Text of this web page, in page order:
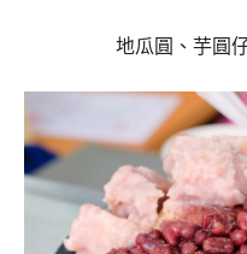
地瓜圓、芋圓